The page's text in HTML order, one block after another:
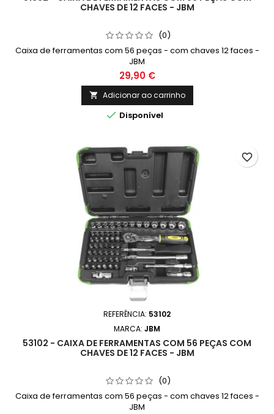
CHAVES DE 12 FACES - JBM
(0)
Caixa de ferramentas com 56 peças - com chaves 12 faces -
JBM
29,90 €
 Adicionar ao carrinho
 Disponível
REFERÊNCIA: 53102
MARCA: JBM
53102 - CAIXA DE FERRAMENTAS COM 56 PEÇAS COM
CHAVES DE 12 FACES - JBM
(0)
Caixa de ferramentas com 56 peças - com chaves 12 faces -
JBM
favorite_border